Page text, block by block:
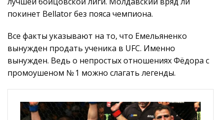
покинет Bellator без пояса чемпиона.
Все факты указывают на то, что Емельяненко
вынужден продать ученика в UFC. Именно
вынужден. Ведь о непростых отношениях Фёдора с
промоушеном № 1 можно слагать легенды.